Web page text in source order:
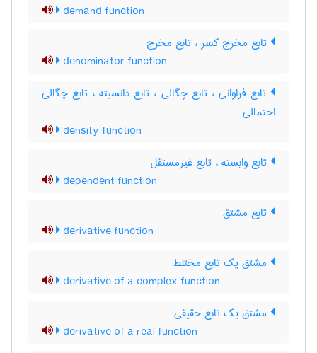
demand function
تابع مخرج کسر ، تابع مخرج
denominator function
تابع فراوانی ، تابع چگالی ، تابع دانسیته ، تابع چگالی
احتمالی
density function
تابع وابسته ، تابع غیرمستقل
dependent function
تابع مشتق
derivative function
مشتق یک تابع مختلط
derivative of a complex function
مشتق یک تابع حقیقی
derivative of a real function